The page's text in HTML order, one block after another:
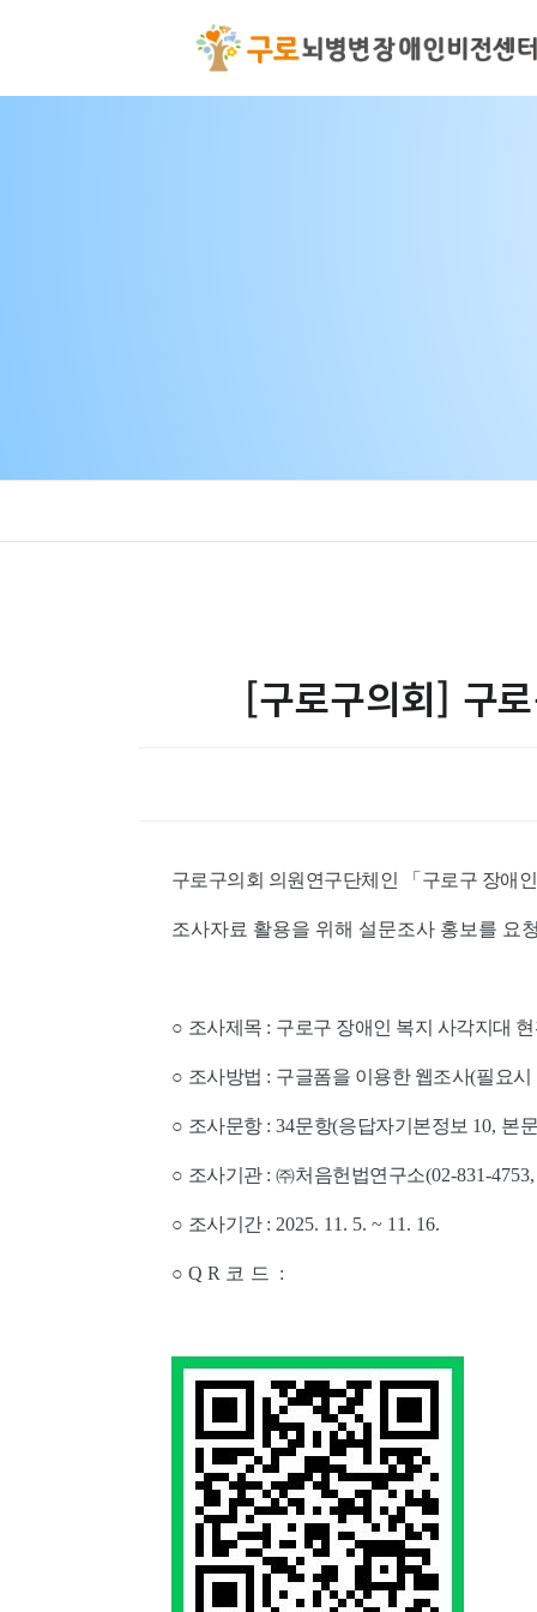
[구로구의회] 구
구로구의회 의원연구단체인 「 구로구 장애
조사자료 활용을 위해 설문조사 홍보를 요
○ 조사제목 : 구로구 장애인 복지 사각지대
○ 조사방법 : 구글폼을 이용한 웹조사(필요시
○ 조사문항 : 34문항(응답자기본정보 10, 본
○ 조사기관 :㈜처음헌법연구소(02-831-
○ 조사기간 : 2025. 11. 5. ~ 11. 16.
○ QR 코드 :